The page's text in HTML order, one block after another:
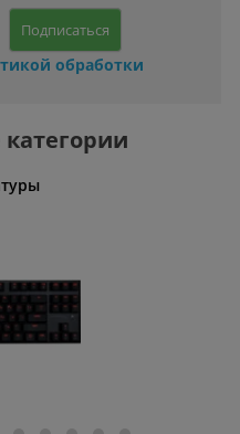
Подписаться
обработки